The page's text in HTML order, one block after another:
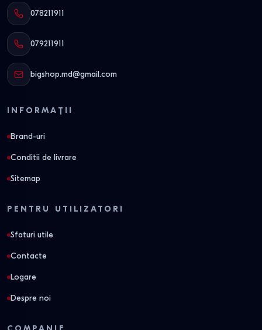
078211911
079211911
bigshop.md@gmail.com
INFORMAȚII
Brand-uri
Conditii de livrare
Sitemap
PENTRU UTILIZATORI
Sfaturi utile
Contacte
Logare
Despre noi